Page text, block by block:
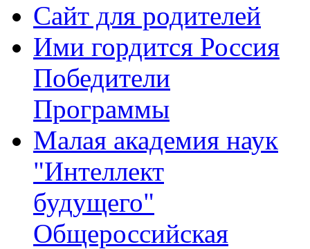
Сайт для родителей
Ими гордится Россия
Победители
Программы
Малая академия наук
"Интеллект
будущего"
Общероссийская